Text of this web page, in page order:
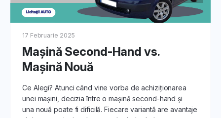
atrăgător. În articole îți vom explica cum să evidențiezi
aspectele cheie și să atragi atenția potențialilor
2. Pregătirea Mașinii SH pentru
Vânzare:
mașina pentru prezentare. De la curățenie la întreținere,
află ce faci pentru a impresiona potențialii cumpărători.
17 Februarie 2025
Mașină Second-Hand vs.
Mașină Nouă
Ce Alegi? Atunci când vine vorba de achiziționarea
unei mașini, decizia între o mașină second-hand și
una nouă poate fi dificilă. Fiecare variantă are avantaje